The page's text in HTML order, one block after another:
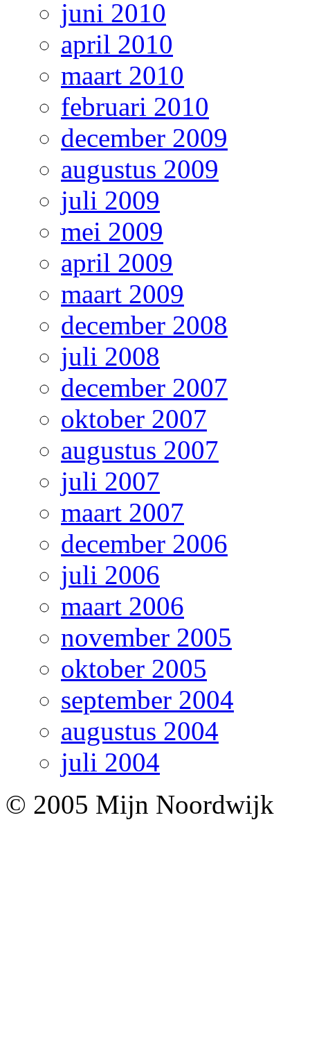
juni 2010
april 2010
maart 2010
februari 2010
december 2009
augustus 2009
juli 2009
mei 2009
april 2009
maart 2009
december 2008
juli 2008
december 2007
oktober 2007
augustus 2007
juli 2007
maart 2007
december 2006
juli 2006
maart 2006
november 2005
oktober 2005
september 2004
augustus 2004
juli 2004
© 2005 Mijn Noordwijk